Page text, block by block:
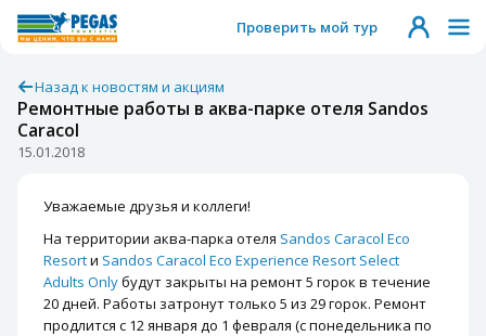
Проверить мой тур
Назад к новостям и акциям
Ремонтные работы в аква-парке отеля Sandos
Caracol
15.01.2018
Уважаемые друзья и коллеги!
На территории аква-парка отеля Sandos Caracol Eco
Resortи Sandos Caracol Eco Experience Resort Select
Adults Onlyбудут закрыты на ремонт 5 горок в течение
20 дней. Работы затронут только 5 из 29 горок. Ремонт
продлится с 12 января до 1 февраля (с понедельника по